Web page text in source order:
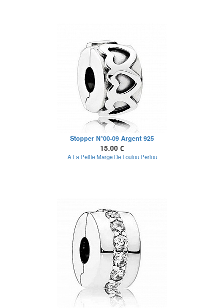
Stopper N°00-09 Argent 925
15.00 €
A La Petite Marge De Loulou Perlou